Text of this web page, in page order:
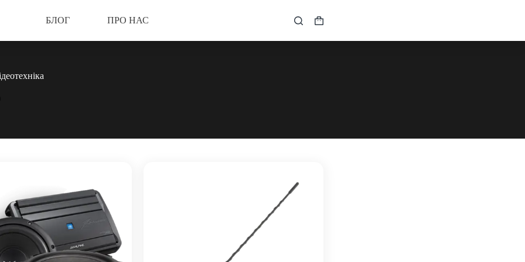
БЛОГ ПРО НАС Кошик